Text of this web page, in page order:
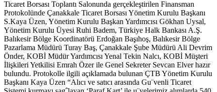
Ticaret Borsası Toplantı Salonunda gerçekleştirilen Finansman
Protokolünde Çanakkale Ticaret Borsası Yönetim Kurulu Başkanı
S.Kaya Üzen, Yönetim Kurulu Başkan Yardımcısı Gökhan Uysal,
Yönetim Kurulu Üyesi Ruhi Badem, Türkiye Halk Bankası A.Ş.
Balıkesir Bölge Koordinatörü Erdoğan Başıhoş, Balıkesir Bölge
Pazarlama Müdürü Turay Baş, Çanakkale Şube Müdürü Ali Devrim
Önder, KOBİ Müdür Yardımcısı Yenal Tekin Nalcı, KOBİ Müşteri
İlişkileri Yetkilisi Emrah Özer ile Genel Sekreter Sevcan Elver hazır
bulundu. Protokolle ilgili açıklamada bulunan ÇTB Yönetim Kurulu
Başkanı Kaya Üzen “Alıcı ve satıcı arasında Gu¨venli Ticaret